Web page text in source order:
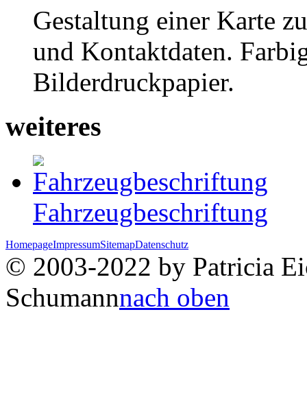
Gestaltung einer Karte
und Kontaktdaten.
Bilderdruckpapier.
weiteres
Fahrzeugbeschriftung
HomepageImpressumSitemapDatenschutz
© 2003-2022 by Patricia
Schumannnach oben